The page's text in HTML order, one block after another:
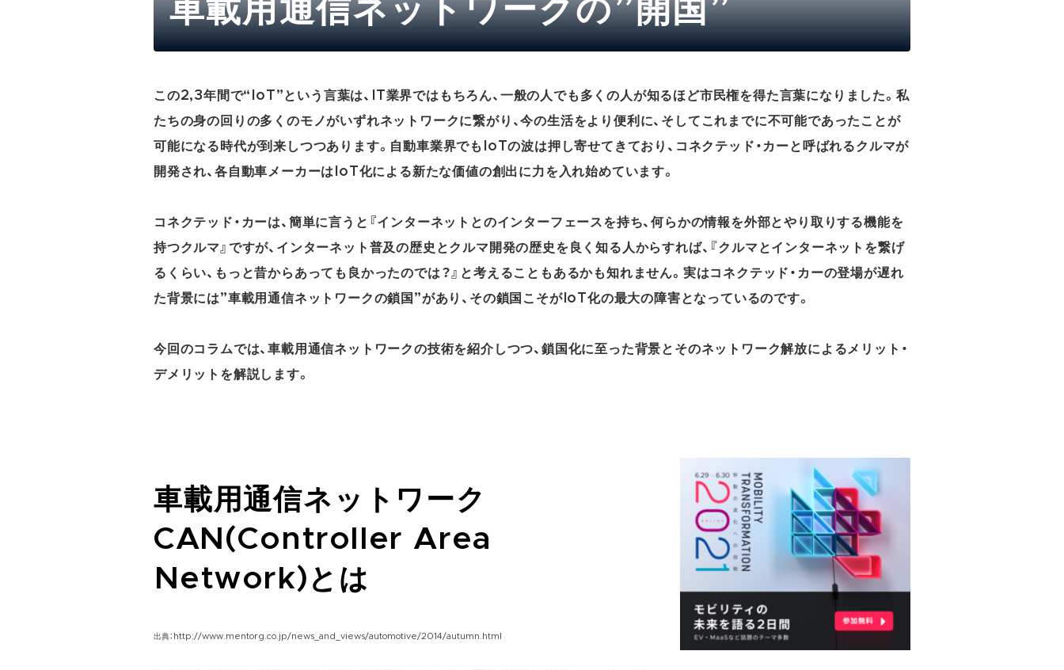
車載用通信ネットワークの”開国”
この2,3年間で“IoT”という言葉は、IT業界ではもちろん、一般の人でも多くの人が知るほど市民権を得た言葉になりました。私
たちの身の回りの多くのモノがいずれネットワークに繋がり、今の生活をより便利に、そしてこれまでに不可能であったことが
可能になる時代が到来しつつあります。自動車業界でもIoTの波は押し寄せてきており、コネクテッド・カーと呼ばれるクルマが
開発され、各自動車メーカーはIoT化による新たな価値の創出に力を入れ始めています。
コネクテッド・カーは、簡単に言うと『インターネットとのインターフェースを持ち、何らかの情報を外部とやり取りする機能を
持つクルマ』ですが、インターネット普及の歴史とクルマ開発の歴史を良く知る人からすれば、『クルマとインターネットを繋げ
るくらい、もっと昔からあっても良かったのでは？』と考えることもあるかも知れません。実はコネクテッド・カーの登場が遅れ
た背景には”車載用通信ネットワークの鎖国”があり、その鎖国こそがIoT化の最大の障害となっているのです。
今回のコラムでは、車載用通信ネットワークの技術を紹介しつつ、鎖国化に至った背景とそのネットワーク解放によるメリット・
デメリットを解説します。
車載用通信ネットワーク
CAN(Controller Area
Network)とは
出典：http://www.mentorg.co.jp/news_and_views/automotive/2014/autumn.html